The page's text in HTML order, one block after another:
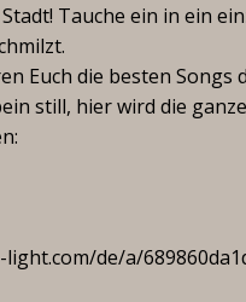
Tauche ein in ein
Euch die besten Songs
still, hier wird die
de/a/